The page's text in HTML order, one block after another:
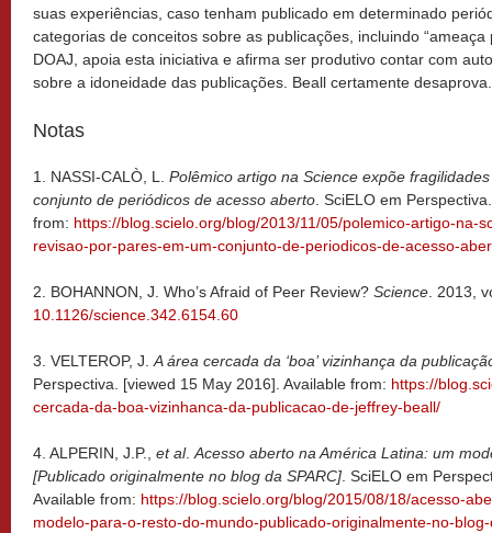
suas experiências, caso tenham publicado em determinado
categorias de conceitos sobre as publicações, incluindo
DOAJ, apoia esta iniciativa e afirma ser produtivo contar com
sobre a idoneidade das publicações. Beall certamente desaprova.
Notas
1. NASSI-CALÒ, L. Polêmico artigo na Science expõe
conjunto de periódicos de acesso aberto . SciELO em
from: https://blog.scielo.org/blog/2013/11/05/polemico-artigo-na-
revisao-por-pares-em-um-conjunto-de-periodicos-de-acesso-
2. BOHANNON, J. Who’s Afraid of Peer Review? Science . 2013,
10.1126/science.342.6154.60
3. VELTEROP, J. A área cercada da ‘boa’ vizinhança da
Perspectiva. [viewed 15 May 2016]. Available from: https://
cercada-da-boa-vizinhanca-da-publicacao-de-jeffrey-beall/
4. ALPERIN, J.P., et al. Acesso aberto na América Latina: um
[Publicado originalmente no blog da SPARC] . SciELO em
Available from: https://blog.scielo.org/blog/2015/08/18/acesso-
modelo-para-o-resto-do-mundo-publicado-originalmente-no-